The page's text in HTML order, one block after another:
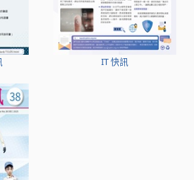
IT 快訊